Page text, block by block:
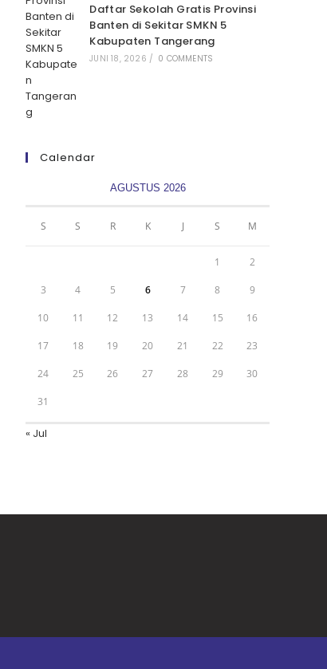
Daftar Sekolah Gratis Provinsi
Banten di Sekitar SMKN 5
Kabupaten Tangerang
JUNI 18, 2026 / 0 COMMENTS
Calendar
AGUSTUS 2026
S S R K J S M
1 2
3 4 5 6 7 8 9
10 11 12 13 14 15 16
17 18 19 20 21 22 23
24 25 26 27 28 29 30
31
« Jul